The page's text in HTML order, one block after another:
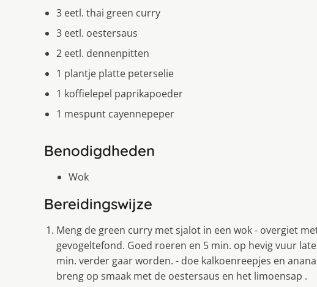
3 eetl. thai green curry
3 eetl. oestersaus
2 eetl. dennenpitten
1 plantje platte peterselie
1 koffielepel paprikapoeder
1 mespunt cayennepeper
Benodigdheden
Wok
Bereidingswijze
Meng de green curry met sjalot in een wok - overgiet
gevogeltefond. Goed roeren en 5 min. op hevig vuur
min. verder gaar worden. - doe kalkoenreepjes en
breng op smaak met de oestersaus en het limoensap .